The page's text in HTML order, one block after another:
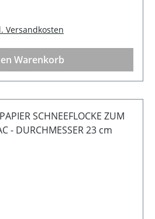
Versandkosten
Warenkorb